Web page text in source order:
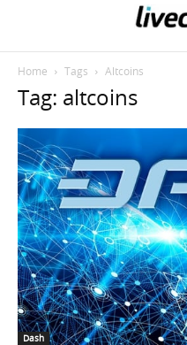
Home Tags Altcoins
Tag: altcoins
Dash